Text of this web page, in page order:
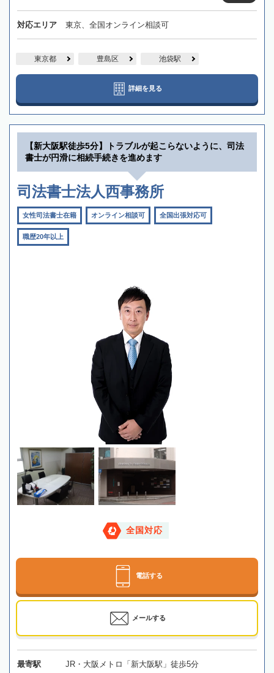
対応エリア 東京、全国オンライン相談可
東京都 豊島区 池袋駅
詳細を見る
【新大阪駅徒歩5分】トラブルが起こらないように、司法
書士が円滑に相続手続きを進めます
司法書士法人西事務所
女性司法書士在籍 オンライン相談可 全国出張対応可
職歴20年以上
全国対応
電話する
メールする
最寄駅 JR・大阪メトロ「新大阪駅」徒歩5分